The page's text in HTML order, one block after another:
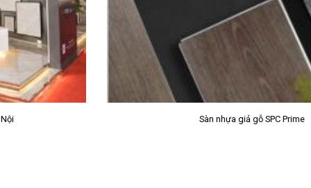
Sàn nhựa giả gỗ SPC Prime